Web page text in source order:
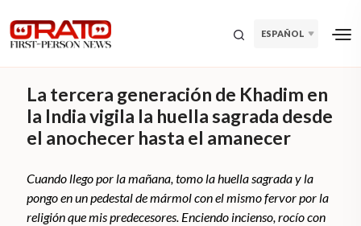
ESPAÑOL
La tercera generación de Khadim en
la India vigila la huella sagrada desde
el anochecer hasta el amanecer
Cuando llego por la mañana, tomo la huella sagrada y la
pongo en un pedestal de mármol con el mismo fervor por la
religión que mis predecesores. Enciendo incienso, rocío con